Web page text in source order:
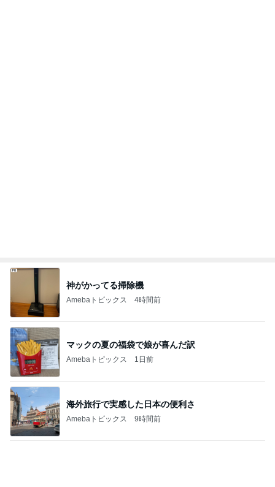
限定品を選ぶ手土産への違和感
Amebaトピックス 1日前
これがとても好きな天丼の味わい
Amebaトピックス 1日前